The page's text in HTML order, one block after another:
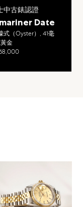
中古錶認證
Date
式（Oyster）, 41毫
金